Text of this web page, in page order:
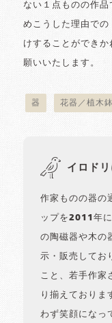
ない１点ものの作
めこうした理由で
けすることができ
願いいたします。
器 花器／植木鉢
イロド
作家ものの器の
ップを2011年
の陶磁器や木の
示・販売してお
こと、若手作家
り揃えておりま
わず笑顔になっ